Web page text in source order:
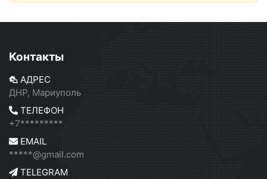
Контакты
АДРЕС
ДНР, Мариуполь
ТЕЛЕФОН
+7*********
EMAIL
*****@gmail.com
TELEGRAM